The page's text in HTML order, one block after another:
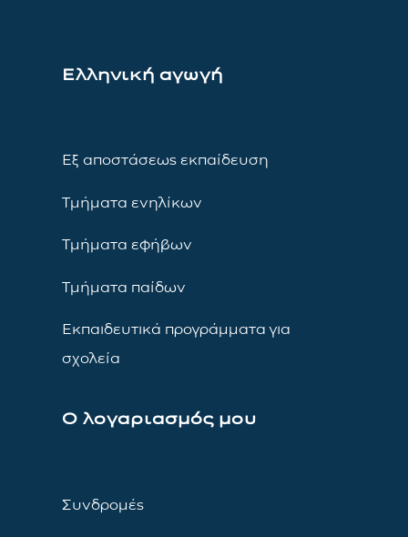
Ελληνική αγωγή
Εξ αποστάσεως εκπαίδευση
Τμήματα ενηλίκων
Τμήματα εφήβων
Τμήματα παίδων
Εκπαιδευτικά προγράμματα για
σχολεία
Ο λογαριασμός μου
Συνδρομές